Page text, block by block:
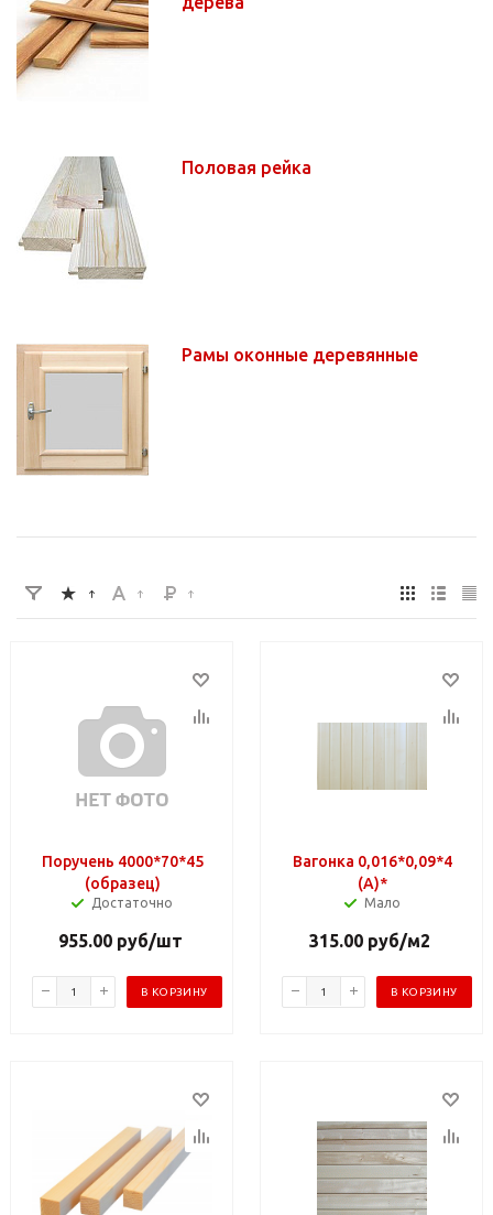
Половая рейка
Рамы оконные деревянные
Поручень 4000*70*45
(образец)
Достаточно
955.00руб/шт
В КОРЗИНУ
Вагонка 0,016*0,09*4
(A)*
Мало
315.00 руб/м2
В КОРЗИНУ